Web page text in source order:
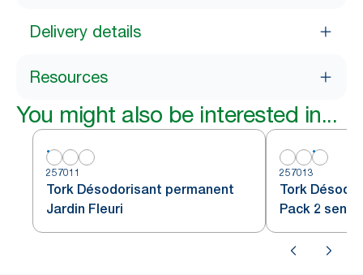
Delivery details
Resources
You might also be interested in...
257011
Tork Désodorisant permanent
Jardin Fleuri
257013
Tork
Pack 2